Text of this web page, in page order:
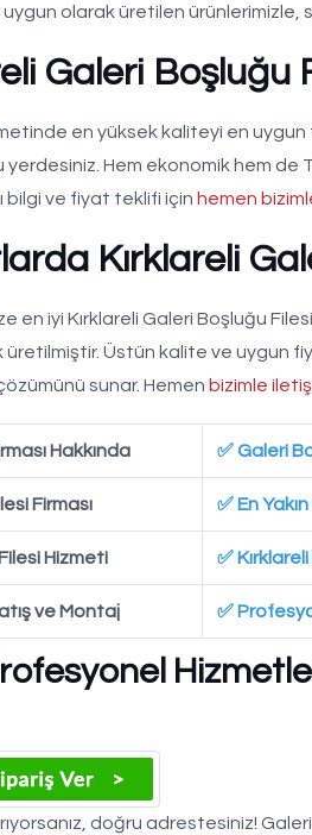
olarak üretilen ürünlerimizle,
Galeri Boşluğu
en yüksek kaliteyi en
yerdesiniz. Hem ekonomik hem
bilgi ve fiyat teklifi için hemen
Kırklareli
en iyi Kırklareli Galeri Boşluğu
Üstün kalite ve uygun
sunar. Hemen bizimle
Hakkında ✅ Galeri
Firması ✅ En
Hizmeti ✅
ve Montaj ✅
doğru adrestesiniz!